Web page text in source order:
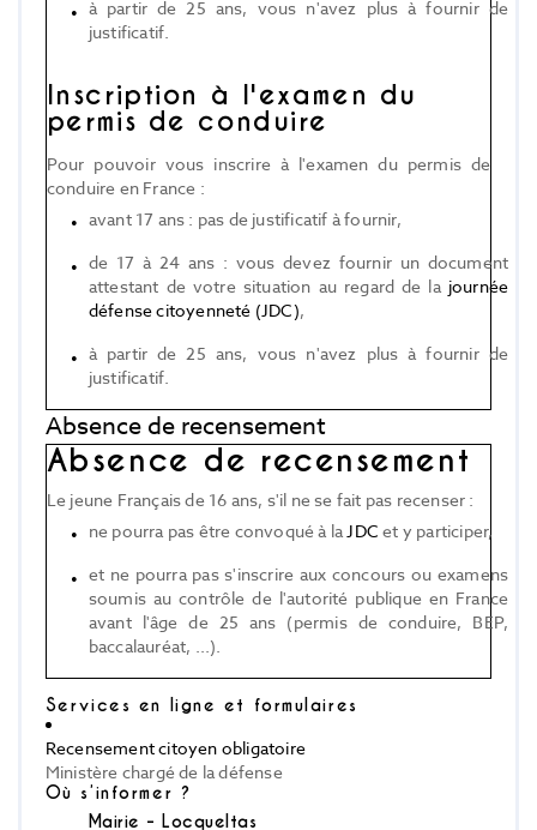
à partir de 25 ans, vous n'avez plus à fournir de
justificatif.
Inscription à l'examen du
permis de conduire
Pour pouvoir vous inscrire à l'examen du permis de
conduire en France :
avant 17 ans : pas de justificatif à fournir,
de 17 à 24 ans : vous devez fournir un document
attestant de votre situation au regard de la journée
défense citoyenneté (JDC),
à partir de 25 ans, vous n'avez plus à fournir de
justificatif.
Absence de recensement
Absence de recensement
Le jeune Français de 16 ans, s'il ne se fait pas recenser :
ne pourra pas être convoqué à laJDC et y participer,
et ne pourra pas s'inscrire aux concours ou examens
soumis au contrôle de l'autorité publique en France
avant l'âge de 25 ans (permis de conduire, BEP,
baccalauréat, ...).
Services en ligne et formulaires
Recensement citoyen obligatoire
Ministère chargé de la défense
Où s’informer ?
Mairie - Locqueltas